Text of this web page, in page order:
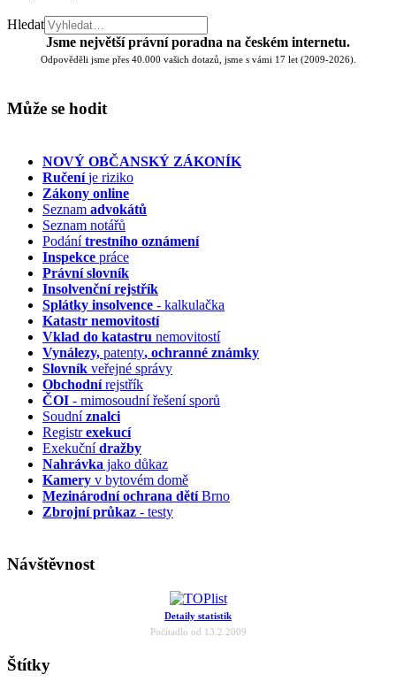
Hledat
Jsme největší právní poradna na českém internetu.
Odpověděli jsme přes 40.000 vašich dotazů, jsme s vámi 17 let (2009-2026).
Může se hodit
NOVÝ OBČANSKÝ ZÁKONÍK
Ručeníje riziko
Zákony online
Seznam advokátů
Seznam notářů
Podánítrestního oznámení
Inspekce práce
Právní slovník
Insolvenčnírejstřík
Splátky insolvence - kalkulačka
Katastr nemovitostí
Vklad do katastru nemovitostí
Vynálezy, patenty, ochranné známky
Slovník veřejné správy
Obchodnírejstřík
ČOI - mimosoudní řešení sporů
Soudníznalci
Registrexekucí
Exekučnídražby
Nahrávka jako důkaz
Kamery v bytovém domě
Mezinárodní ochrana dětíBrno
Zbrojní průkaz - testy
Návštěvnost
Detaily statistik
Počítadlo od 13.2.2009
Štítky